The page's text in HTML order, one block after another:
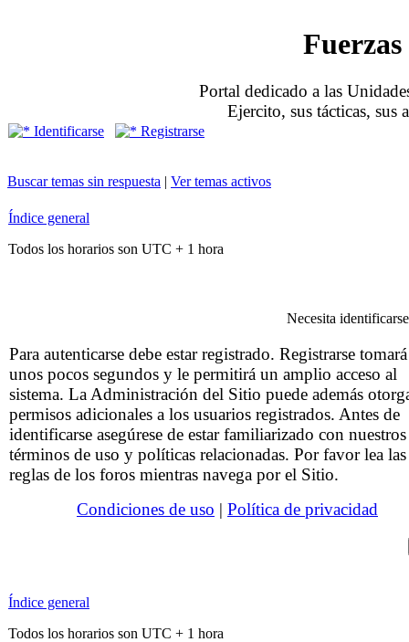
Portal dedicado a las
Ejercito, sus tácticas, sus
Identificarse Registrarse
Buscar temas sin respuesta | Ver temas activos
Índice general
Todos los horarios son UTC + 1 hora
Necesita
Para autenticarse debe estar registrado. Registrarse
unos pocos segundos y le permitirá un amplio acceso al
sistema. La Administración del Sitio puede además
permisos adicionales a los usuarios registrados. Antes de
identificarse asegúrese de estar familiarizado con nuestros
términos de uso y políticas relacionadas. Por favor lea las
reglas de los foros mientras navega por el Sitio.
Condiciones de uso | Política de privacidad
Índice general
Todos los horarios son UTC + 1 hora